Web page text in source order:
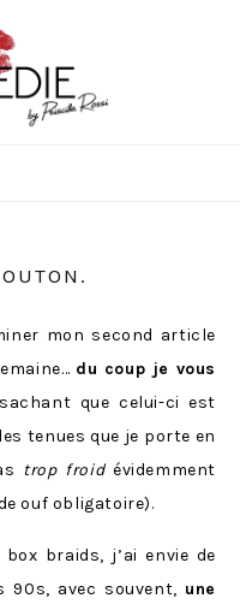
mon second article
du coup je vous
que celui-ci est
tenues que je porte en
trop froidévidemment
ouf obligatoire).
braids, j’ai envie de
avec souvent, une